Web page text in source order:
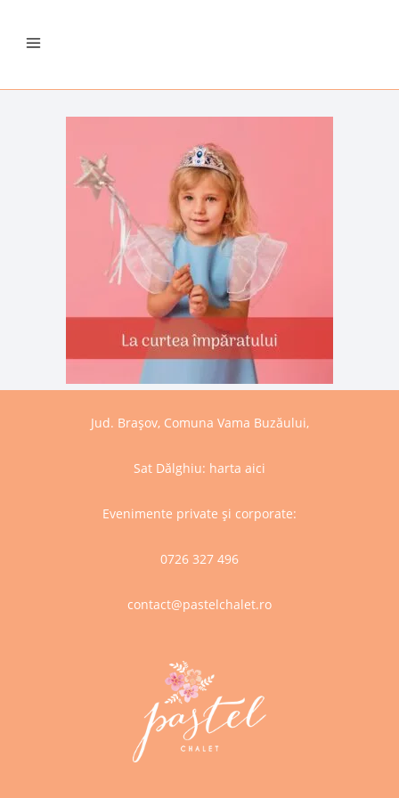
Jud. Brașov, Comuna Vama Buzăului,
Sat Dălghiu: harta aici
Evenimente private și corporate:
0726 327 496
contact@pastelchalet.ro